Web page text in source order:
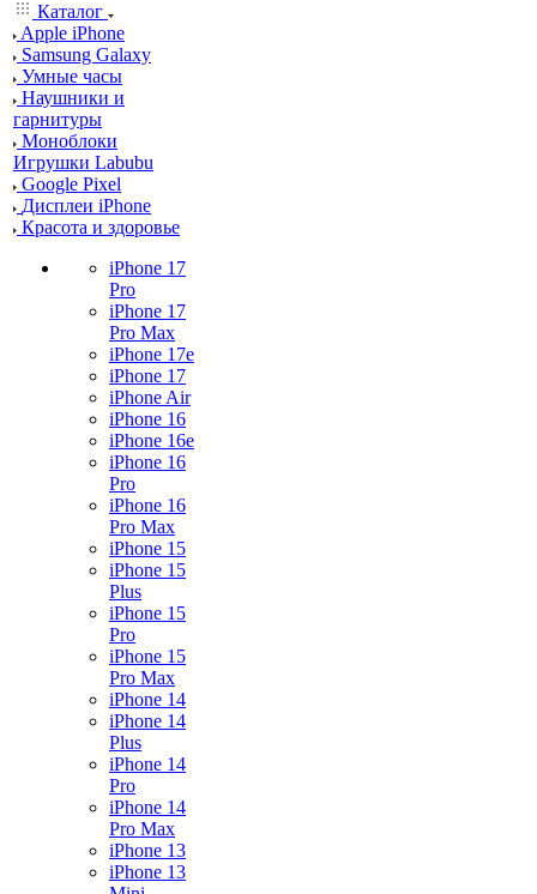
Каталог
Apple iPhone
Samsung Galaxy
Умные часы
Наушники и
гарнитуры
Моноблоки
Игрушки Labubu
Google Pixel
Дисплеи iPhone
Красота и здоровье
iPhone 17
Pro
iPhone 17
Pro Max
iPhone 17e
iPhone 17
iPhone Air
iPhone 16
iPhone 16e
iPhone 16
Pro
iPhone 16
Pro Max
iPhone 15
iPhone 15
Plus
iPhone 15
Pro
iPhone 15
Pro Max
iPhone 14
iPhone 14
Plus
iPhone 14
Pro
iPhone 14
Pro Max
iPhone 13
iPhone 13